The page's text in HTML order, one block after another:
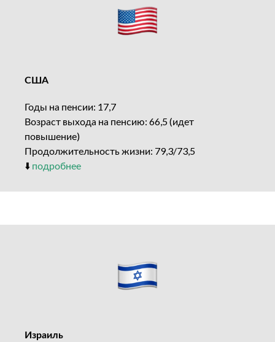
США
Годы на пенсии: 17,7
Возраст выхода на пенсию: 66,5 (идет
повышение)
Продолжительность жизни: 79,3/73,5
⬇️ подробнее
Израиль